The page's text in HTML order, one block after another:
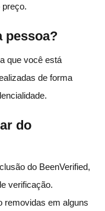
preço.
pessoa?
que você está
de forma
do
do BeenVerified,
verificação.
removidas em alguns